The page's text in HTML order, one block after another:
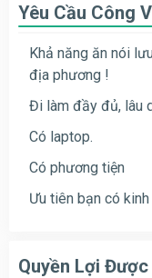
Yêu Cầu Công
Khả năng ăn nói
địa phương !
Đi làm đầy đủ, lâu
Có laptop.
Có phương tiện
Ưu tiên bạn có
Quyền Lợi